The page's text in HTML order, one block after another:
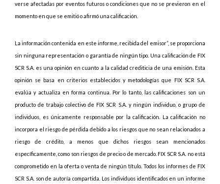
verse afectadas por eventos futuros o condiciones que no se previeron en el
momento en que se emitió o afirmó una calificación.
La información contenida en este informe, recibida del emisor”, se proporciona
sin ninguna representación o garantía de ningún tipo. Una calificación de FIX
SCR S.A. es una opinión en cuanto a la calidad crediticia de una emisión. Esta
opinión se basa en criterios establecidos y metodologías que FIX SCR S.A.
evalúa y actualiza en forma continua. Por lo tanto, las calificaciones son un
producto de trabajo colectivo de FIX SCR S.A. y ningún individuo, o grupo de
individuos, es únicamente responsable por la calificación. La calificación no
incorpora el riesgo de pérdida debido a los riesgos que no sean relacionados a
riesgo de crédito, a menos que dichos riesgos sean mencionados
específicamente, como son riesgos de precio o de mercado. FIX SCR S.A. no está
comprometido en la oferta o venta de ningún título. Todos los informes de FIX
SCR S.A. son de autoría compartida. Los individuos identificados en un informe